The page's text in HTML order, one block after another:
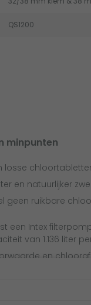
QS1200
minpunten
losse
en natuurlijker
geen ruikbare
een Intex
van 1.136 liter
en